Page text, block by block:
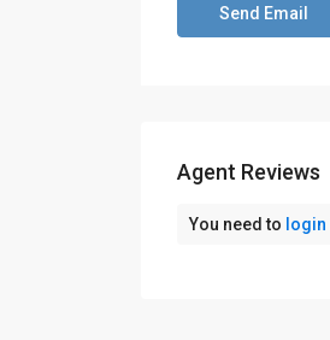
Agent Reviews
You need to login